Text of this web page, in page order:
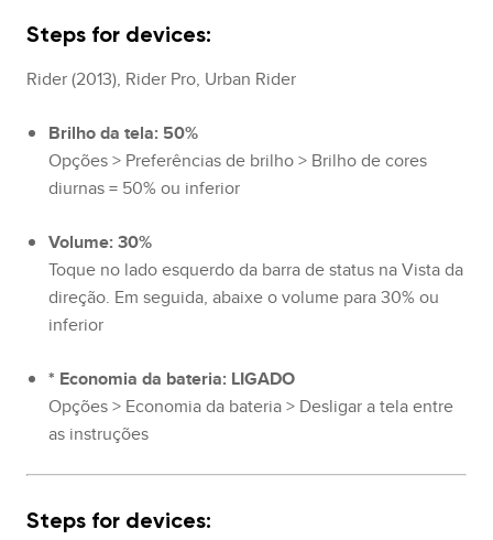
Steps for devices:
Rider (2013), Rider Pro, Urban Rider
Brilho da tela: 50%
Opções > Preferências de brilho > Brilho de cores
diurnas = 50% ou inferior
Volume: 30%
Toque no lado esquerdo da barra de status na Vista da
direção. Em seguida, abaixe o volume para 30% ou
inferior
* Economia da bateria: LIGADO
Opções > Economia da bateria > Desligar a tela entre
as instruções
Steps for devices: